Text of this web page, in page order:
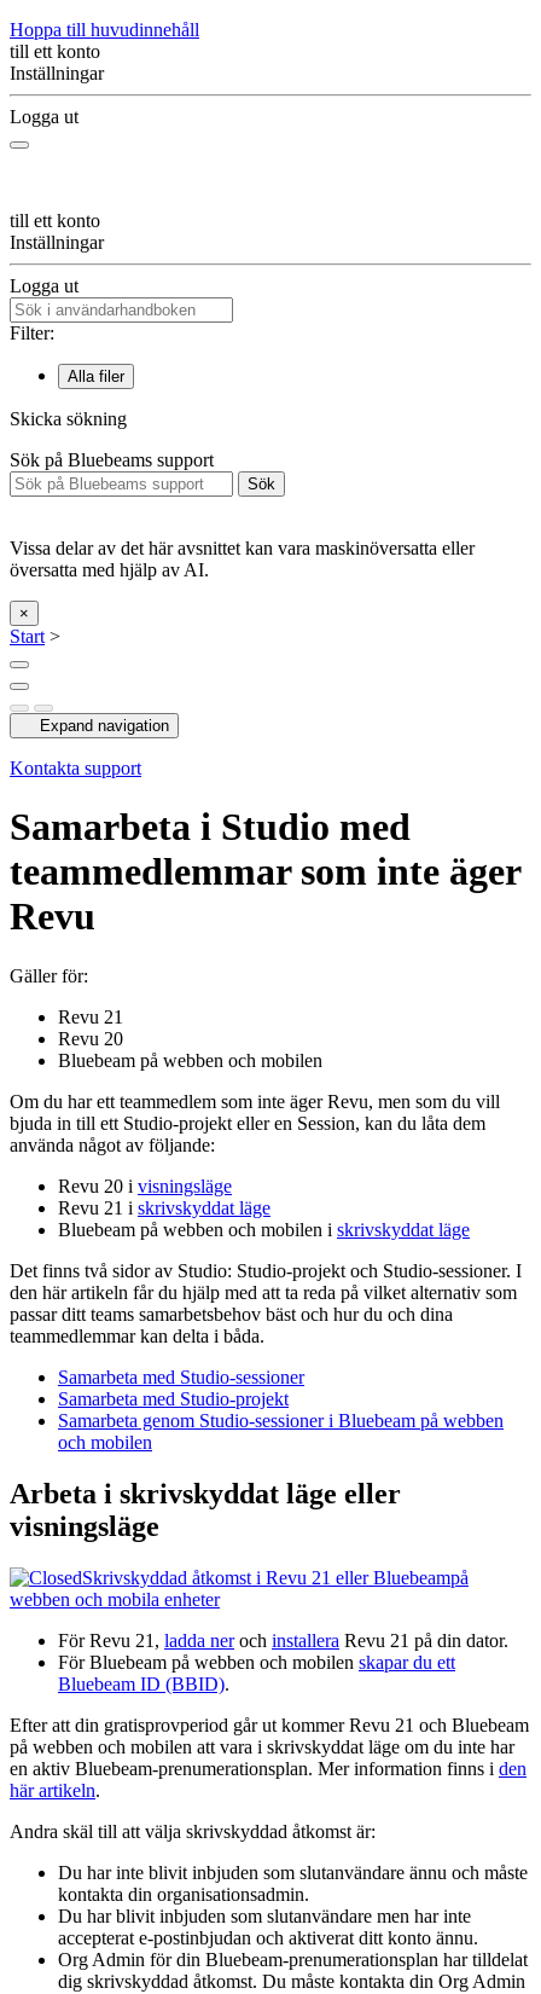
Hoppa till huvudinnehåll
till ett konto
Inställningar
Logga ut
till ett konto
Inställningar
Logga ut
Filter:
Alla filer
Skicka sökning
Sök på Bluebeams support
Sök
Vissa delar av det här avsnittet kan vara maskinöversatta eller
översatta med hjälp av AI.
×
Start >
Expand navigation
Kontakta support
Samarbeta i Studio med
teammedlemmar som inte äger
Revu
Gäller för:
Revu 21
Revu 20
Bluebeam på webben och mobilen
Om du har ett teammedlem som inte ägerRevu, men som du vill
bjuda in till ett Studio-projekt eller en Session, kan du låta dem
använda något av följande:
Revu 20 i visningsläge
Revu 21 i skrivskyddat läge
Bluebeam på webben och mobilen i skrivskyddat läge
Det finns två sidor av Studio: Studio-projekt och Studio-sessioner. I
den här artikeln får du hjälp med att ta reda på vilket alternativ som
passar ditt teams samarbetsbehov bäst och hur du och dina
teammedlemmar kan delta i båda.
Samarbeta med Studio-sessioner
Samarbeta med Studio-projekt
Samarbeta genom Studio-sessioner i Bluebeam på webben
och mobilen
Arbeta i skrivskyddat läge eller
visningsläge
Skrivskyddad åtkomst i Revu 21 ellerBluebeampå
webben och mobila enheter
FörRevu 21, ladda neroch installera Revu 21 på din dator.
FörBluebeam på webben och mobilen skapar du ett
Bluebeam ID (BBID).
Efter att din gratisprovperiod går ut kommerRevu 21 och Bluebeam
på webben och mobilen att vara i skrivskyddat läge om du inte har
en aktiv Bluebeam-prenumerationsplan. Mer information finns i den
här artikeln.
Andra skäl till att välja skrivskyddad åtkomst är:
Du har inte blivit inbjuden som slutanvändare ännu och måste
kontakta din organisationsadmin.
Du har blivit inbjuden som slutanvändare men har inte
accepterat e-postinbjudan och aktiverat ditt konto ännu.
Org Admin för din Bluebeam-prenumerationsplan har tilldelat
dig skrivskyddad åtkomst. Du måste kontakta din Org Admin